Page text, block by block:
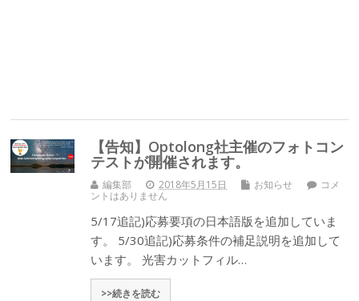
【告知】Optolong社主催のフォトコン
テストが開催されます。
編集部 2018年5月15日 お知らせ
コメ
ントはありません
5/17追記)応募要項の日本語版を追加していま
す。 5/30追記)応募条件の補足説明を追加して
います。 光害カットフィル…
>>続きを読む